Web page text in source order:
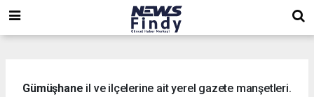
Gümüşhane il ve ilçelerine ait yerel gazete manşetleri.